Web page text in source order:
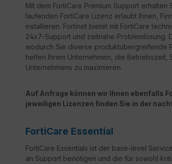
Mit dem FortiCare Premium Support
laufenden FortiCare Lizenz erlaubt Ihnen,
installieren. Fortinet bietet mit FortiCare
24x7-Support und zeitnahe Problemlösung.
wodurch Sie diverse produktübergreifende
helfen Ihrem Unternehmen, die
Unternehmens zu maximieren.
Auf Anfrage können wir Ihnen ebenfalls
jeweiligen Lizenzen finden Sie in der
FortiCare Essential
FortiCare Essentials ist der base-level
an Support benötigen und die für sowohl